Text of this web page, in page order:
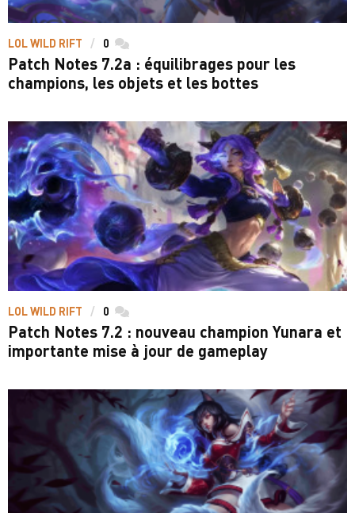
LOL WILD RIFT 0 commentaires
Patch Notes 7.2a : équilibrages pour les
champions, les objets et les bottes
LOL WILD RIFT 0 commentaires
Patch Notes 7.2 : nouveau champion Yunara et
importante mise à jour de gameplay